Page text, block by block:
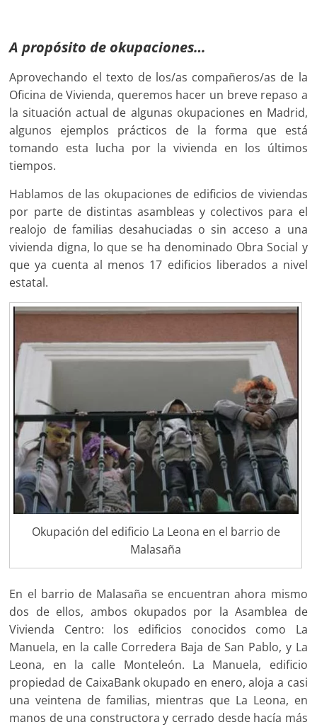
A propósito de okupaciones…
Aprovechando el texto de los/as compañeros/as de la
Oficina de Vivienda, queremos hacer un breve repaso a
la situación actual de algunas okupaciones en Madrid,
algunos ejemplos prácticos de la forma que está
tomando esta lucha por la vivienda en los últimos
tiempos.
Hablamos de las okupaciones de edificios de viviendas
por parte de distintas asambleas y colectivos para el
realojo de familias desahuciadas o sin acceso a una
vivienda digna, lo que se ha denominado Obra Social y
que ya cuenta al menos 17 edificios liberados a nivel
estatal.
Okupación del edificio La Leona en el barrio de
Malasaña
En el barrio de Malasaña se encuentran ahora mismo
dos de ellos, ambos okupados por la Asamblea de
Vivienda Centro: los edificios conocidos como La
Manuela, en la calle Corredera Baja de San Pablo, y La
Leona, en la calle Monteleón. La Manuela, edificio
propiedad de CaixaBank okupado en enero, aloja a casi
una veintena de familias, mientras que La Leona, en
manos de una constructora y cerrado desde hacía más